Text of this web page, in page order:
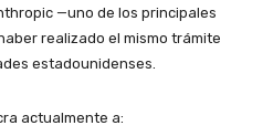
—uno de los principales
realizado el mismo trámite
estadounidenses.
actualmente a: